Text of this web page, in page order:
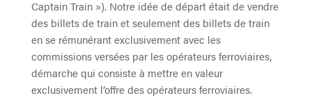
Captain Train »). Notre idée de départ était de vendre
des billets de train et seulement des billets de train
en se rémunérant exclusivement avec les
commissions versées par les opérateurs ferroviaires,
démarche qui consiste à mettre en valeur
exclusivement l’offre des opérateurs ferroviaires.